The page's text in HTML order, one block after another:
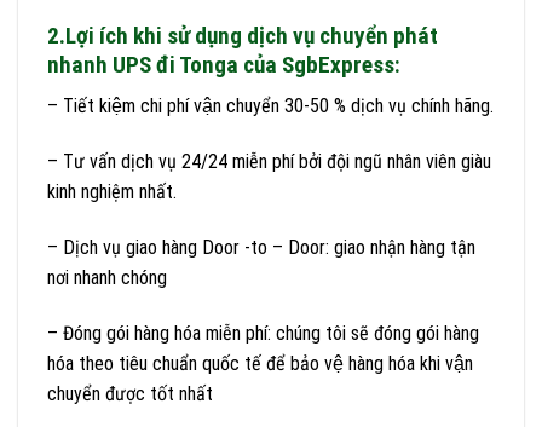
2.Lợi ích khi sử dụng dịch vụ chuyển phát
nhanh UPS đi Tonga của SgbExpress:
– Tiết kiệm chi phí vận chuyển 30-50 % dịch vụ chính hãng.
– Tư vấn dịch vụ 24/24 miễn phí bởi đội ngũ nhân viên giàu
kinh nghiệm nhất.
– Dịch vụ giao hàng Door -to – Door: giao nhận hàng tận
nơi nhanh chóng
– Đóng gói hàng hóa miễn phí: chúng tôi sẽ đóng gói hàng
hóa theo tiêu chuẩn quốc tế để bảo vệ hàng hóa khi vận
chuyển được tốt nhất